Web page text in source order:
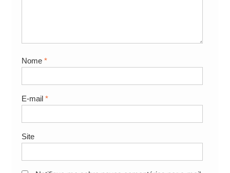
Nome *
E-mail *
Site